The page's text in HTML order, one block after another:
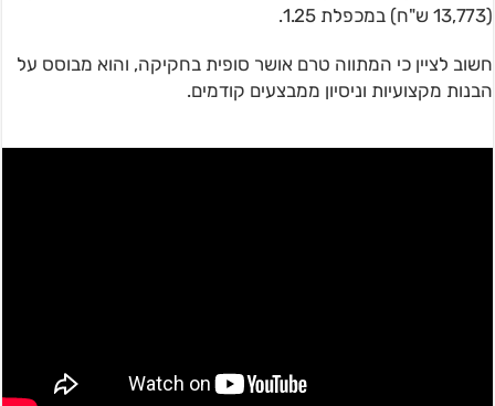
(13,773 ש"ח) במכפלת 1.25.
חשוב לציין כי המתווה טרם אושר סופית בחקיקה, והוא מבוסס על
הבנות מקצועיות וניסיון ממבצעים קודמים.